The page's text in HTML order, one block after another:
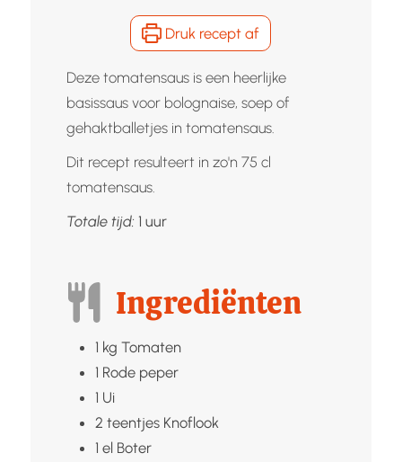
Druk recept af
Deze tomatensaus is een heerlijke
basissaus voor bolognaise, soep of
gehaktballetjes in tomatensaus.
Dit recept resulteert in zo'n 75 cl
tomatensaus.
Totale tijd: 1uur
uur
Ingrediënten
1 kg Tomaten
1 Rode peper
1 Ui
2 teentjes Knoflook
1 el Boter